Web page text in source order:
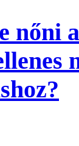
nőni